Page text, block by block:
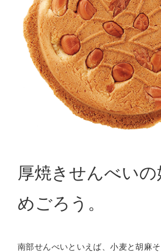
厚焼きせんべいの
めごろう。
南部せんべいといえば、小麦と胡麻